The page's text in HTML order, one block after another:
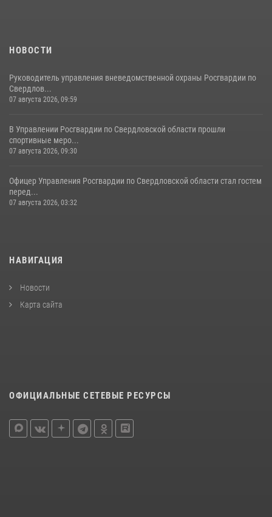
НОВОСТИ
Руководитель управления вневедомственной охраны Росгвардии по
Свердлов...
07 августа 2026, 09:59
В Управлении Росгвардии по Свердловской области прошли
спортивные меро...
07 августа 2026, 09:30
Офицер Управления Росгвардии по Свердловской области стал гостем
перед...
07 августа 2026, 03:32
НАВИГАЦИЯ
Новости
Карта сайта
ОФИЦИАЛЬНЫЕ СЕТЕВЫЕ РЕСУРСЫ